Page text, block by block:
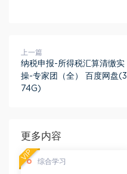
上一篇
纳税申报-所得税汇算清缴实
操-专家团（全） 百度网盘(3.
74G)
更多内容
综合学习
VIP